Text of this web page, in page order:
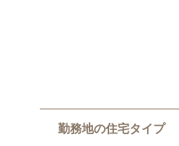
勤務地の住宅タイプ